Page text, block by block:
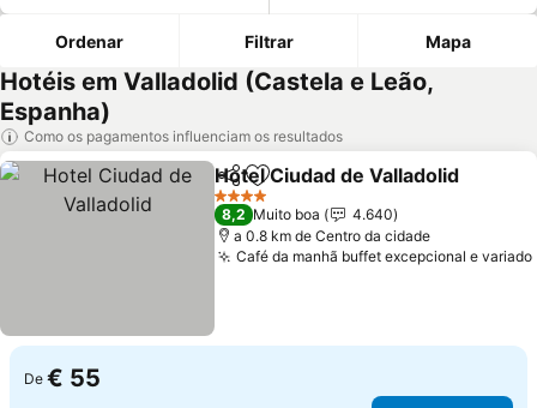
Ordenar Filtrar Mapa
Hotéis em Valladolid (Castela e Leão,
Espanha)
Como os pagamentos influenciam os resultados
PartilharAdicionar aos favoritos
Hotel Ciudad de Valladolid
4 Estrelas
8,2 Muito boa
4.640
a 0.8 km de Centro da cidade
Café da manhã buffet excepcional e variado
De € 55